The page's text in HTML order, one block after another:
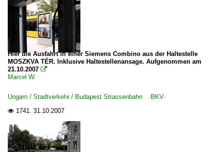
Hier die Ausfahrt in einer Siemens Combino aus der Haltestelle
MOSZKVA TÉR. Inklusive Haltestellenansage. Aufgenommen am
21.10.2007 
Marcel W.
Ungarn / Stadtverkehr / Budapest Strassenbahn ·BKV·
 1741. 31.10.2007